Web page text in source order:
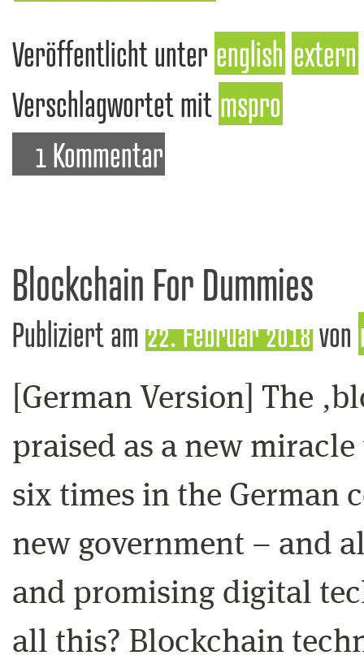
Veröffentlicht unter english extern
Verschlagwortet mit mspro
1 Kommentar
Blockchain For Dummies
Publiziert am 22. Februar 2018von
[German Version] The
praised as a new
six times in the German
new government – and
and promising digital
all this? Blockchain